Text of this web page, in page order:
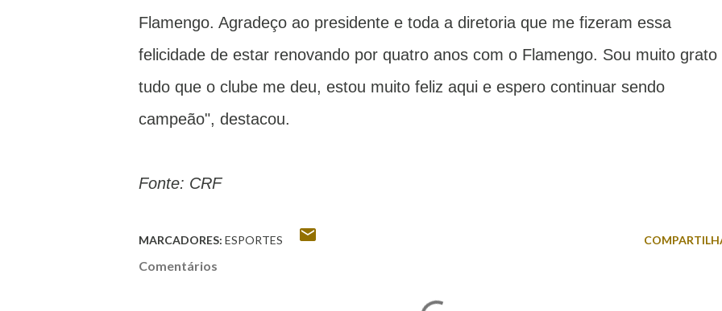
Flamengo. Agradeço ao presidente e toda a diretoria que me fizeram essa
felicidade de estar renovando por quatro anos com o Flamengo. Sou muito grato
tudo que o clube me deu, estou muito feliz aqui e espero continuar sendo
campeão", destacou.
Fonte: CRF
MARCADORES: ESPORTES
Comentários